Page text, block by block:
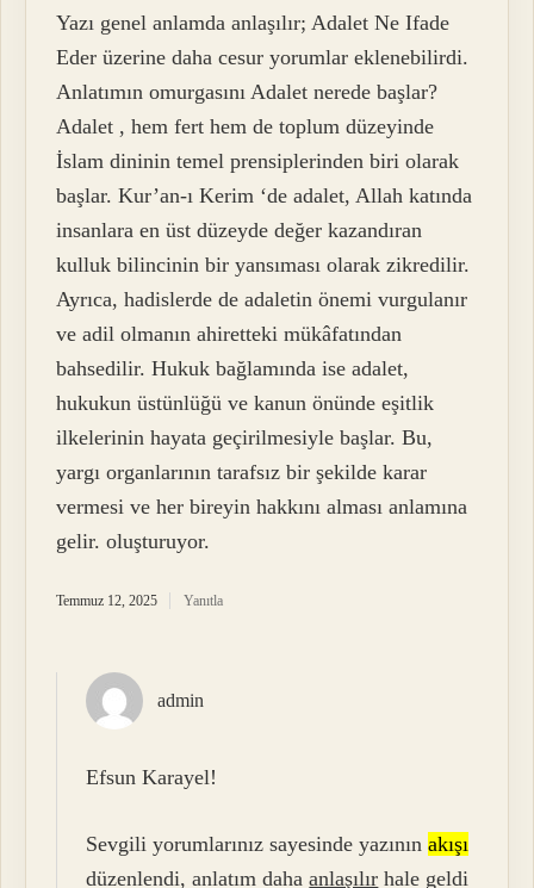
Yazı genel anlamda anlaşılır; Adalet Ne Ifade
Eder üzerine daha cesur yorumlar eklenebilirdi.
Anlatımın omurgasını Adalet nerede başlar?
Adalet , hem fert hem de toplum düzeyinde
İslam dininin temel prensiplerinden biri olarak
başlar. Kur’an-ı Kerim ‘de adalet, Allah katında
insanlara en üst düzeyde değer kazandıran
kulluk bilincinin bir yansıması olarak zikredilir.
Ayrıca, hadislerde de adaletin önemi vurgulanır
ve adil olmanın ahiretteki mükâfatından
bahsedilir. Hukuk bağlamında ise adalet,
hukukun üstünlüğü ve kanun önünde eşitlik
ilkelerinin hayata geçirilmesiyle başlar. Bu,
yargı organlarının tarafsız bir şekilde karar
vermesi ve her bireyin hakkını alması anlamına
gelir. oluşturuyor.
Temmuz 12, 2025 Yanıtla
admin
Efsun Karayel!
Sevgili yorumlarınız sayesinde yazınınakışı
düzenlendi, anlatım dahaanlaşılır hale geldi